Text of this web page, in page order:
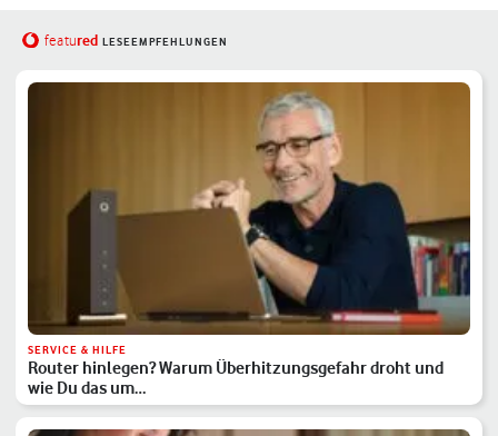
featured LESEEMPFEHLUNGEN
SERVICE & HILFE
Router hinlegen? Warum Überhitzungsgefahr droht und
wie Du das um…